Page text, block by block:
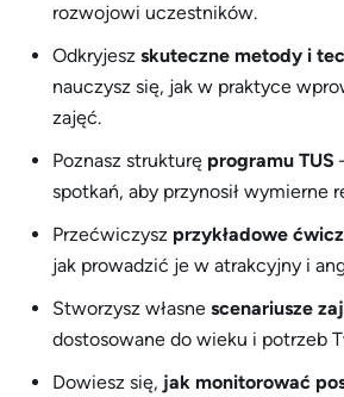
rozwojowi uczestników.
Odkryjesz skuteczne metody i
nauczysz się, jak w praktyce
zajęć.
Poznasz strukturę programu TUS
spotkań, aby przynosił wymierne
Przećwiczysz przykładowe
jak prowadzić je w atrakcyjny i
Stworzysz własne scenariusze
dostosowane do wieku i potrzeb
Dowiesz się, jak monitorować